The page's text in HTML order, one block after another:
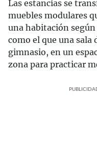
Las estancias se
muebles modulares
una habitación
como el que una sala
gimnasio, en un
zona para practicar